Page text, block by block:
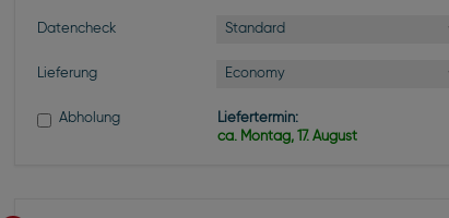
Datencheck Standard
Lieferung Economy
Abholung
Liefertermin:
ca. Montag, 17. August